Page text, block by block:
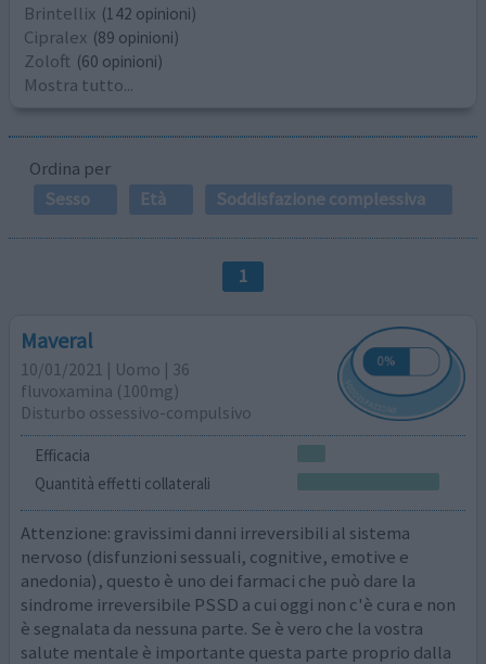
Brintellix (142 opinioni)
Cipralex (89 opinioni)
Zoloft (60 opinioni)
Mostra tutto...
Ordina per
Sesso
Età Soddisfazione complessiva
1
Maveral
10/01/2021 | Uomo | 36
fluvoxamina (100mg)
Disturbo ossessivo-compulsivo
Efficacia
Quantità effetti collaterali
Attenzione: gravissimi danni irreversibili al sistema
nervoso (disfunzioni sessuali, cognitive, emotive e
anedonia), questo è uno dei farmaci che può dare la
sindrome irreversibile PSSD a cui oggi non c'è cura e non
è segnalata da nessuna parte. Se è vero che la vostra
salute mentale è importante questa parte proprio dalla